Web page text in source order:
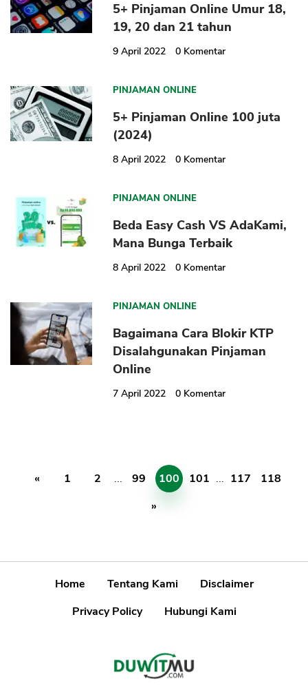
5+ Pinjaman Online Umur 18,
19, 20 dan 21 tahun
9 April 2022 0 Komentar
PINJAMAN ONLINE
5+ Pinjaman Online 100 juta
(2024)
8 April 2022 0 Komentar
PINJAMAN ONLINE
Beda Easy Cash VS AdaKami,
Mana Bunga Terbaik
8 April 2022 0 Komentar
PINJAMAN ONLINE
Bagaimana Cara Blokir KTP
Disalahgunakan Pinjaman
Online
7 April 2022 0 Komentar
« 1 2 ... 99 100 101 ... 117
118
»
Home Tentang Kami
Disclaimer
Privacy Policy
Hubungi Kami